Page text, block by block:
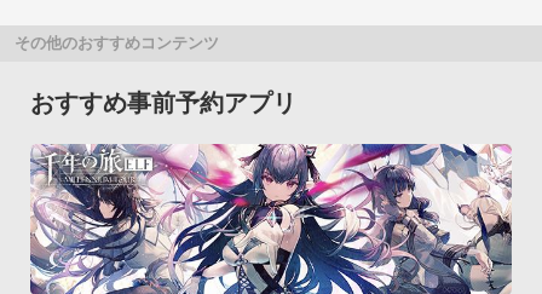
その他のおすすめコンテンツ
おすすめ事前予約アプリ